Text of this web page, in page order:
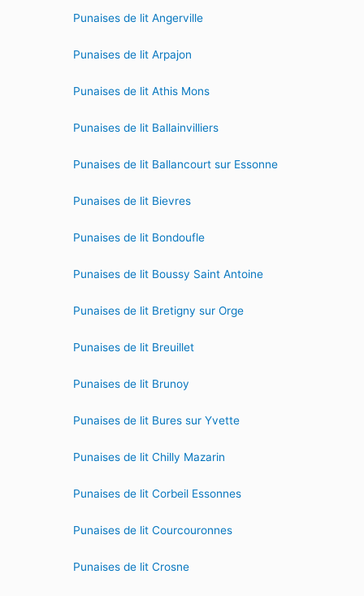
Punaises de lit Angerville
Punaises de lit Arpajon
Punaises de lit Athis Mons
Punaises de lit Ballainvilliers
Punaises de lit Ballancourt sur Essonne
Punaises de lit Bievres
Punaises de lit Bondoufle
Punaises de lit Boussy Saint Antoine
Punaises de lit Bretigny sur Orge
Punaises de lit Breuillet
Punaises de lit Brunoy
Punaises de lit Bures sur Yvette
Punaises de lit Chilly Mazarin
Punaises de lit Corbeil Essonnes
Punaises de lit Courcouronnes
Punaises de lit Crosne